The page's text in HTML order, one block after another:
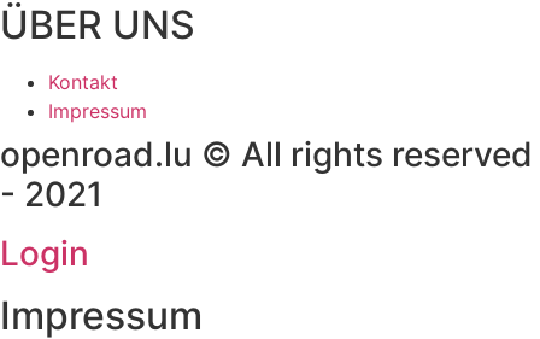
ÜBER UNS
Kontakt
Impressum
openroad.lu © All rights reserved
- 2021
Login
Impressum